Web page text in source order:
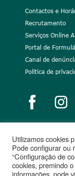
Contactos e
Recrutamento
Serviços Online
Portal de
Canal de
Política de
Notícias
Projetos
Utilizamos cookies
Pode configurar ou
“Configuração de
cookies, premindo
informações, pode